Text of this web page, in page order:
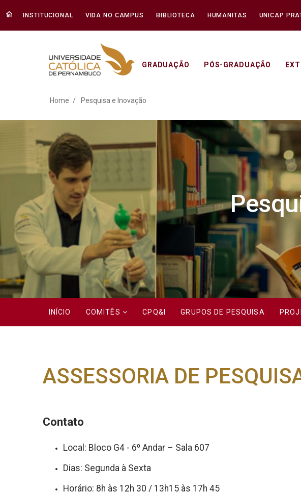
INSTITUCIONAL VIDA NO CAMPUS BIBLIOTECA HUMANITAS UNICAP
GRADUAÇÃO PÓS-GRADUAÇÃO
Pesquisa e Inovação - Unicap
Home Pesquisa e Inovação
INÍCIO COMITÊS CPQ&I GRUPOS DE PESQUISA
ASSESSORIA DE
Contato
Local: Bloco G4 - 6º Andar – Sala 607
Dias: Segunda à Sexta
Horário: 8h às 12h 30 / 13h15 às 17h 45